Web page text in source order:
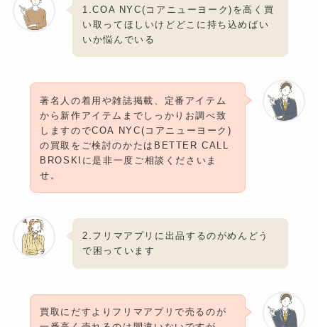
1.COA NYC(コアニューヨーク)を高く買
い取ってほしいけどどこに持ち込めばい
いか悩んでいる
著名人の着用や雑誌掲載、定番アイテム
から新作アイテムまでしっかりお調べ致
しますのでCOA NYC(コアニューヨーク)
の買取をご検討のかたはBETTER CALL
BROSKIに是非一度ご相談くださいま
せ。
2.フリマアプリに出品するのがめんどう
で困っています
買取にだすよりフリマアプリで売るのが